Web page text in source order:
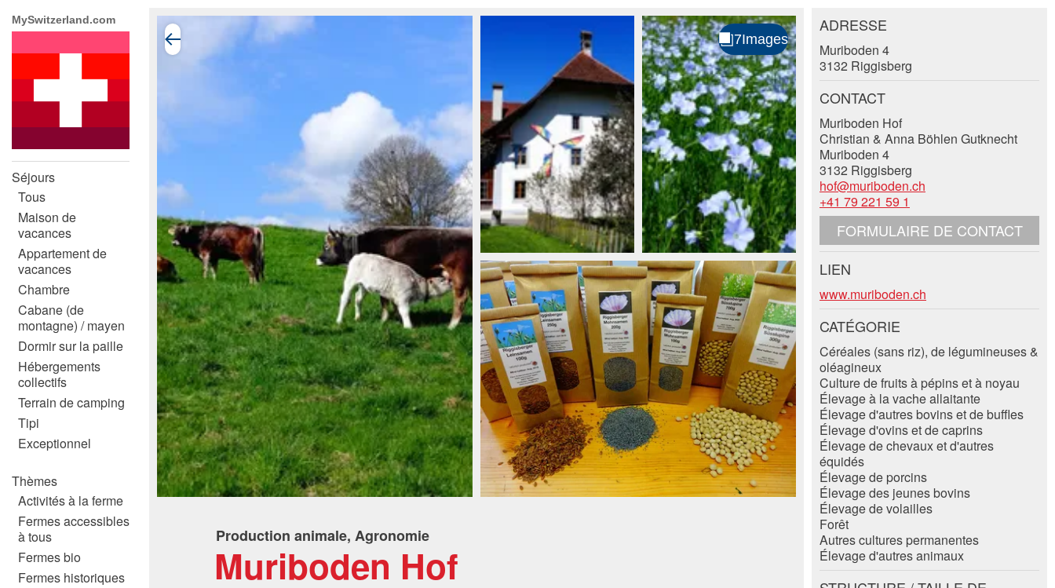
MySwitzerland.com
Séjours
Tous
Maison de
vacances
Appartement de
vacances
Chambre
Cabane (de
montagne) / mayen
Dormir sur la paille
Hébergements
collectifs
Terrain de camping
Tipi
Exceptionnel
Thèmes
Activités à la ferme
Fermes accessibles
à tous
Fermes bio
Fermes historiques
Production animale, Agronomie
Muriboden Hof
ADRESSE
Muriboden 4
3132 Riggisberg
CONTACT
Muriboden Hof
Christian & Anna Böhlen Gutknecht
Muriboden 4
3132 Riggisberg
hof@muriboden.ch
+41 79 221 59 1
FORMULAIRE DE CONTACT
LIEN
www.muriboden.ch
CATÉGORIE
Céréales (sans riz), de légumineuses &
oléagineux
Culture de fruits à pépins et à noyau
Élevage à la vache allaitante
Élevage d'autres bovins et de buffles
Élevage d'ovins et de caprins
Élevage de chevaux et d'autres
équidés
Élevage de porcins
Élevage des jeunes bovins
Élevage de volailles
Forêt
Autres cultures permanentes
Élevage d'autres animaux